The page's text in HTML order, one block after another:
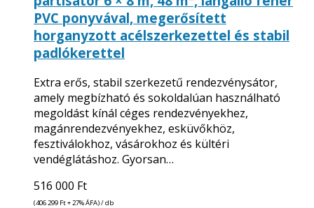
PVC ponyvával, megerősített
horganyzott acélszerkezettel és stabil
padlókerettel
Extra erős, stabil szerkezetű rendezvénysátor,
amely megbízható és sokoldalúan használható
megoldást kínál céges rendezvényekhez,
magánrendezvényekhez, esküvőkhöz,
fesztiválokhoz, vásárokhoz és kültéri
vendéglátáshoz. Gyorsan…
516 000 Ft
(406 299 Ft+ 27% ÁFA) / db